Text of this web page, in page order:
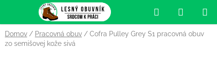
obsah
Hľadať
KOŠÍK
Domov / Pracovná obuv / Cofra Pulley Grey S1 pracovná obuv
zo semišovej kože sivá